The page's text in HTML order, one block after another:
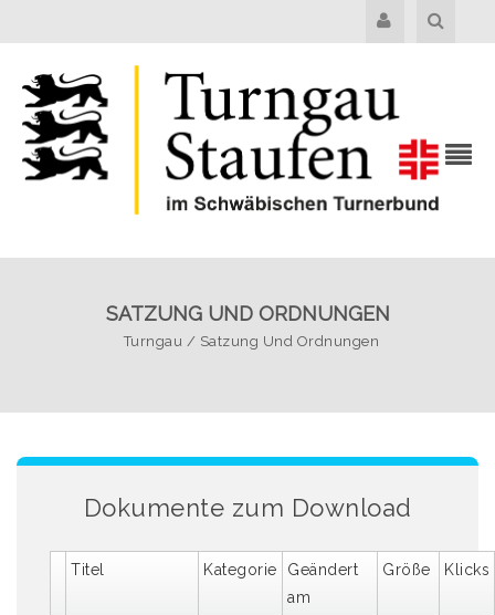
SATZUNG UND ORDNUNGEN
Turngau / Satzung Und Ordnungen
Dokumente zum Download
Titel Kategorie
Geändert
am
Größe Klicks